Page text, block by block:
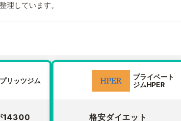
理しています。
プリッツジム
14300
プライベート
ジムHPER
格安ダイエット